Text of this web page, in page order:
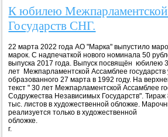
К юбилею Межпарламентской
Государств СНГ.
22 марта 2022 года АО "Марка" выпустило
марок. С надпечаткой нового номинала 50
выпуска 2017 года. Выпуск посвящён юбилею
лет Межпарламентской Ассамблее государств
образованного 27 марта в 1992 году. На
текст " 30 лет Межпарламентской Ассамблее
Содружества Независимых Государств".
тыс. листов в художественной обложке.
реализуется только в художественной
обложке. 07.
г. Марка